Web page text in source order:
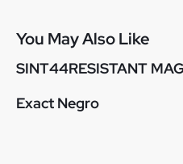
You May Also Like
SINT44RESISTANT
Exact Negro